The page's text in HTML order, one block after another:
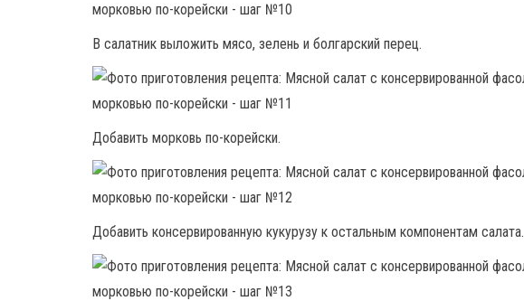
В салатник выложить мясо, зелень и болгарский перец.
Добавить морковь по-корейски.
Добавить консервированную кукурузу к остальным компонентам салата.